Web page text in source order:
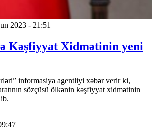
2023 - 21:51
Kəşfiyyat Xidmətinin yeni
informasiya agentliyi xəbər verir ki,
sözçüsü ölkənin kəşfiyyat xidmətinin